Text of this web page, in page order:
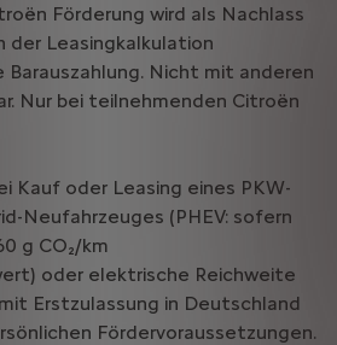
Förderung wird als Nachlass
der Leasingkalkulation
Nicht mit anderen
Nur bei teilnehmenden Citroën
Kauf oder Leasing eines PKW-
Neufahrzeuges (PHEV: sofern
g CO₂/km
oder elektrische Reichweite
Erstzulassung in Deutschland
Fördervoraussetzungen.